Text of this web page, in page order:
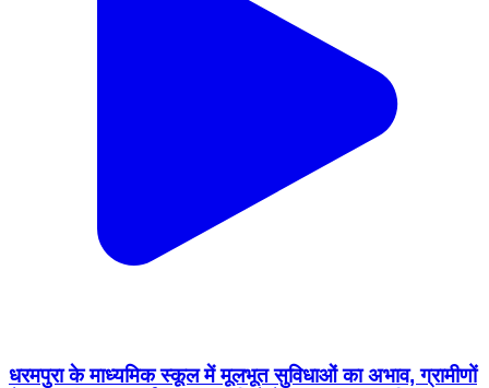
धरमपुरा के माध्यमिक स्कूल में मूलभूत सुविधाओं का अभाव, ग्रामीणों